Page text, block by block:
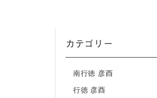
カテゴリー
南行徳 彦酉
行徳 彦酉